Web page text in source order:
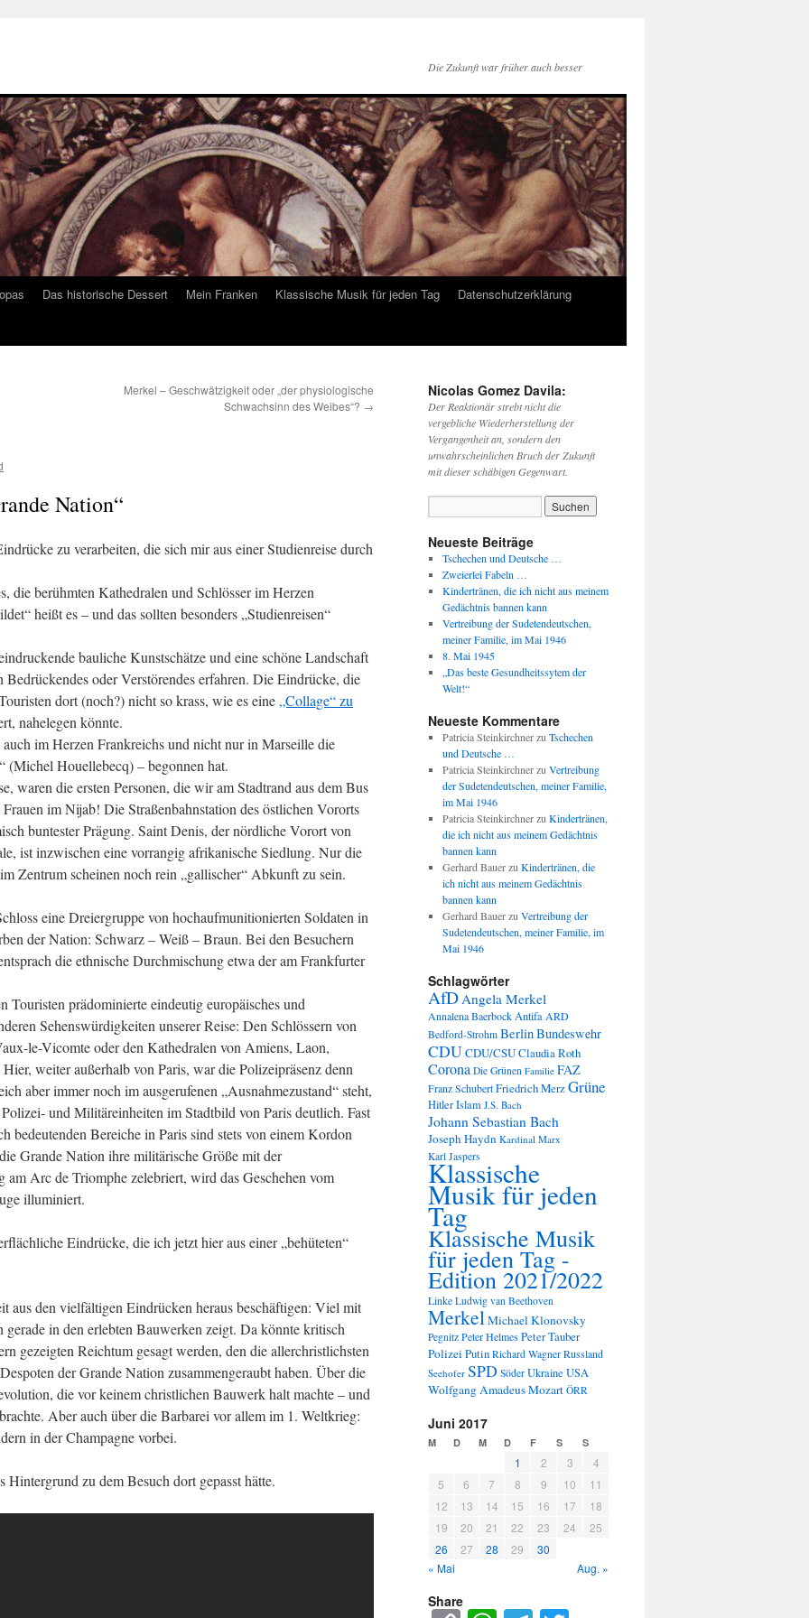
Die Zukunft war früher auch besser
Das historische Dessert Mein Franken Klassische Musik für jeden Tag Datenschutzerklärung
Merkel – Geschwätzigkeit oder „der physiologische
Schwachsinn des Weibes“? →
Nation“
zu verarbeiten, die sich mir aus einer Studienreise durch
die berühmten Kathedralen und Schlösser im Herzen
heißt es – und das sollten besonders „Studienreisen“
bauliche Kunstschätze und eine schöne Landschaft
oder Verstörendes erfahren. Die Eindrücke, die
dort (noch?) nicht so krass, wie es eine „Collage“ zu
nahelegen könnte.
im Herzen Frankreichs und nicht nur in Marseille die
(Michel Houellebecq) – begonnen hat.
waren die ersten Personen, die wir am Stadtrand aus dem Bus
im Nijab! Die Straßenbahnstation des östlichen Vororts
buntester Prägung. Saint Denis, der nördliche Vorort von
ist inzwischen eine vorrangig afrikanische Siedlung. Nur die
Zentrum scheinen noch rein „gallischer“ Abkunft zu sein.
eine Dreiergruppe von hochaufmunitionierten Soldaten in
der Nation: Schwarz – Weiß – Braun. Bei den Besuchern
die ethnische Durchmischung etwa der am Frankfurter
Touristen prädominierte eindeutig europäisches und
Sehenswürdigkeiten unserer Reise: Den Schlössern von
le-Vicomte oder den Kathedralen von Amiens, Laon,
weiter außerhalb von Paris, war die Polizeipräsenz denn
aber immer noch im ausgerufenen „Ausnahmezustand“ steht,
und Militäreinheiten im Stadtbild von Paris deutlich. Fast
bedeutenden Bereiche in Paris sind stets von einem Kordon
Grande Nation ihre militärische Größe mit der
Arc de Triomphe zelebriert, wird das Geschehen vom
illuminiert.
Eindrücke, die ich jetzt hier aus einer „behüteten“
aus den vielfältigen Eindrücken heraus beschäftigen: Viel mit
in den erlebten Bauwerken zeigt. Da könnte kritisch
gezeigten Reichtum gesagt werden, den die allerchristlichsten
der Grande Nation zusammengeraubt haben. Über die
die vor keinem christlichen Bauwerk halt machte – und
Aber auch über die Barbarei vor allem im 1. Weltkrieg:
in der Champagne vorbei.
Hintergrund zu dem Besuch dort gepasst hätte.
Nicolas Gomez Davila:
Der Reaktionär strebt nicht die
vergebliche Wiederherstellung der
Vergangenheit an, sondern den
unwahrscheinlichen Bruch der Zukunft
mit dieser schäbigen Gegenwart.
Neueste Beiträge
Tschechen und Deutsche …
Zweierlei Fabeln …
Kindertränen, die ich nicht aus meinem
Gedächtnis bannen kann
Vertreibung der Sudetendeutschen,
meiner Familie, im Mai 1946
8. Mai 1945
„Das beste Gesundheitssytem der
Welt!“
Neueste Kommentare
Patricia Steinkirchnerzu Tschechen
und Deutsche …
Patricia Steinkirchnerzu Vertreibung
der Sudetendeutschen, meiner Familie,
im Mai 1946
Patricia Steinkirchnerzu Kindertränen,
die ich nicht aus meinem Gedächtnis
bannen kann
Gerhard Bauerzu Kindertränen, die
ich nicht aus meinem Gedächtnis
bannen kann
Gerhard Bauerzu Vertreibung der
Sudetendeutschen, meiner Familie, im
Mai 1946
Schlagwörter
AfDAngela Merkel
Annalena BaerbockAntifa ARD
Bedford-Strohm BerlinBundeswehr
CDUCDU/CSUClaudia Roth
Corona Die Grünen Familie FAZ
Franz SchubertFriedrich MerzGrüne
HitlerIslam J.S. Bach
Johann Sebastian Bach
Joseph Haydn Kardinal Marx
Karl Jaspers
Klassische
Musik für jeden
Tag
Klassische Musik
für jeden Tag -
Edition 2021/2022
Linke Ludwig van Beethoven
MerkelMichael Klonovsky
Pegnitz Peter HelmesPeter Tauber
PolizeiPutin Richard Wagner Russland
Seehofer SPD Söder Ukraine USA
Wolfgang Amadeus Mozart ÖRR
Juni 2017
M D M D F S S
1 2 3
4
5
6 7 8 9 10
11
12
13 14 15 16 17
18
19
20 21 22 23 24
25
26
27 28 29
30
« Mai
Aug. »
Share